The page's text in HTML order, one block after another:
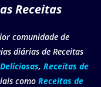
Receitas
comunidade de
diárias de Receitas
, Receitas de
como Receitas de